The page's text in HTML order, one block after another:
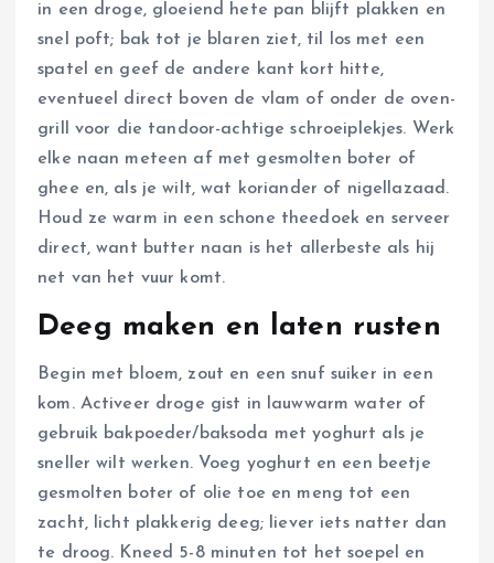
in een droge, gloeiend hete pan blijft plakken en
snel poft; bak tot je blaren ziet, til los met een
spatel en geef de andere kant kort hitte,
eventueel direct boven de vlam of onder de oven-
grill voor die tandoor-achtige schroeiplekjes. Werk
elke naan meteen af met gesmolten boter of
ghee en, als je wilt, wat koriander of nigellazaad.
Houd ze warm in een schone theedoek en serveer
direct, want butter naan is het allerbeste als hij
net van het vuur komt.
Deeg maken en laten rusten
Begin met bloem, zout en een snuf suiker in een
kom. Activeer droge gist in lauwwarm water of
gebruik bakpoeder/baksoda met yoghurt als je
sneller wilt werken. Voeg yoghurt en een beetje
gesmolten boter of olie toe en meng tot een
zacht, licht plakkerig deeg; liever iets natter dan
te droog. Kneed 5-8 minuten tot het soepel en